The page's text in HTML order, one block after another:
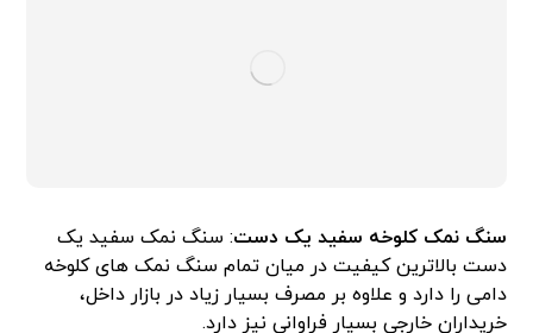
سنگ نمک کلوخه سفید یک دست: سنگ نمک سفید یک
دست بالاترین کیفیت در میان تمام سنگ نمک های کلوخه
دامی را دارد و علاوه بر مصرف بسیار زیاد در بازار داخل،
خریداران خارجی بسیار فراوانی نیز دارد.